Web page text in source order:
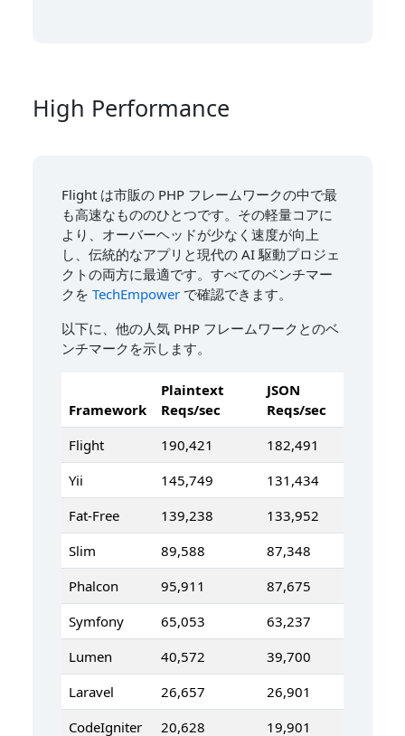
High Performance
Flight は市販の PHP フレームワークの中で最
も高速なもののひとつです。その軽量コアに
より、オーバーヘッドが少なく速度が向上
し、伝統的なアプリと現代の AI 駆動プロジェ
クトの両方に最適です。すべてのベンチマー
クを TechEmpower で確認できます。
以下に、他の人気 PHP フレームワークとのベ
ンチマークを示します。
Framework
Plaintext
Reqs/sec
JSON
Reqs/sec
Flight
190,421
182,491
Yii
145,749
131,434
Fat-Free
139,238
133,952
Slim
89,588
87,348
Phalcon
95,911
87,675
Symfony
65,053
63,237
Lumen
40,572
39,700
Laravel
26,657
26,901
CodeIgniter
20,628 19,901